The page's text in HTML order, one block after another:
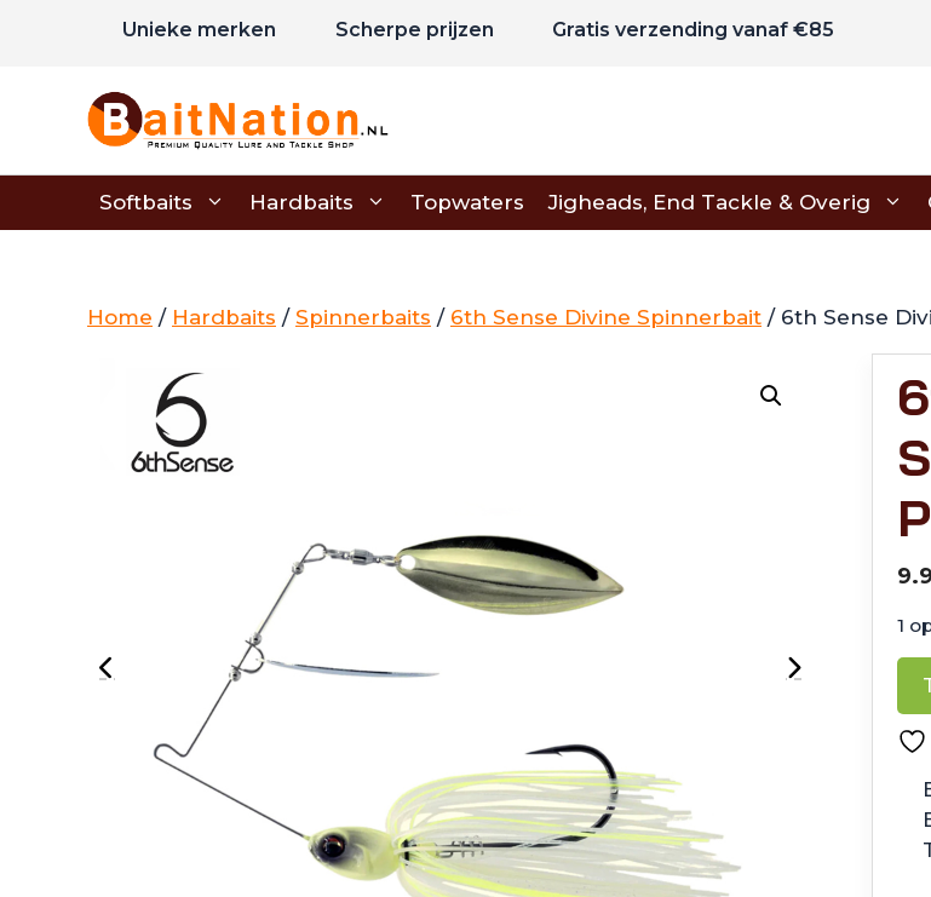
Unieke merken Scherpe prijzen Gratis verzending vanaf €85
Softbaits Hardbaits Topwaters Jigheads, End Tackle & Overig
Home / Hardbaits / Spinnerbaits / 6th Sense Divine Spinnerbait / 6th Sense
1
6th